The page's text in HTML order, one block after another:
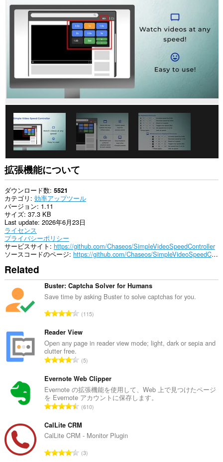
べ
に
ク
す。
拡張機能について
ダウンロード数 5521
カテゴリ 効率アップツール
バージョン 1.11
サイズ 37.3 KB
Last update 2026年6月23日
ライセンス
プライバシーポリシー
サービスサイト https://github.com/Chaseos/SimpleVideoSpeedController
ソースコードのページ
https://github.com/Chaseos/SimpleVideoSpeedController
Related
Buster: Captcha Solver for Humans
Save time by asking Buster to solve captchas for you.
評
の
総
：
115
Reader View
Open any page in reader view mode; light, dark or sepia and
clutter free.
評
の
総
数
：
5
Evernote Web Clipper
Evernote の拡張機能を使用して、Web 上で見つけたページ
を Evernote アカウントに保存します。
評
の
総
：
610
CalLite CRM
CalLite CRM - Monitor Plugin
評
3